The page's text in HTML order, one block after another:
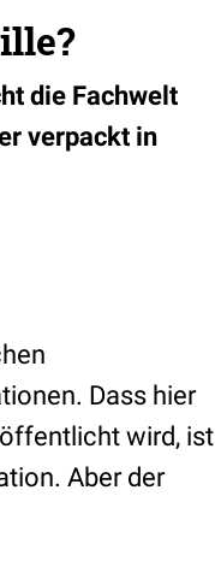
die Fachwelt
verpackt in
Dass hier
wird, ist
Aber der